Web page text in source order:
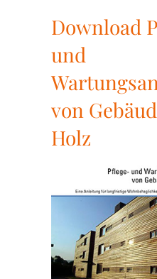
Download
und
von
Holz